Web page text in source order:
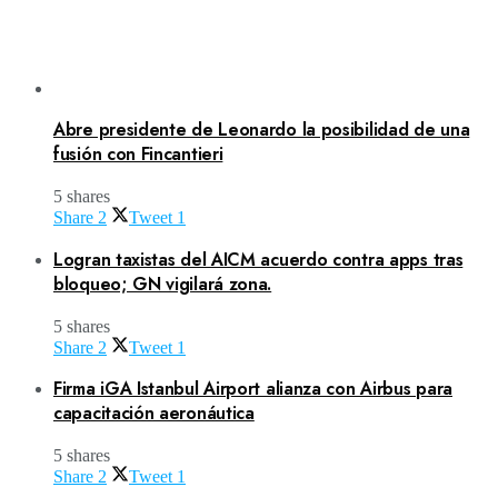
Abre presidente de Leonardo la posibilidad de una
fusión con Fincantieri
5 shares
Share 2 Tweet 1
Logran taxistas del AICM acuerdo contra apps tras
bloqueo; GN vigilará zona.
5 shares
Share 2 Tweet 1
Firma iGA Istanbul Airport alianza con Airbus para
capacitación aeronáutica
5 shares
Share 2 Tweet 1